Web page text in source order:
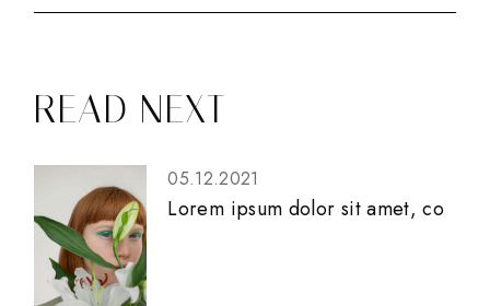
READ NEXT
05.12.2021
Lorem ipsum dolor sit amet, co